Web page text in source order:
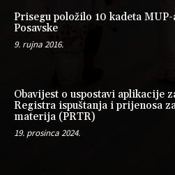
Prisegu položilo 10 kadeta
Posavske
9. rujna 2016.
Obavijest o uspostavi aplikacije
Registra ispuštanja i prijenosa
materija (PRTR)
19. prosinca 2024.